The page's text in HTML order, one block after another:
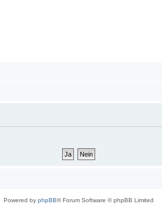
Powered by phpBB® Forum Software © phpBB Limited